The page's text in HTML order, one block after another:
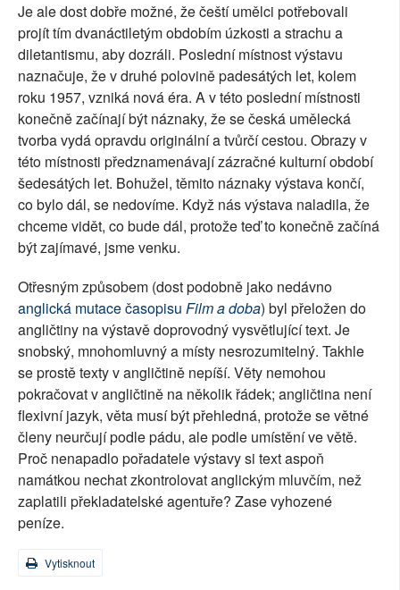
Je ale dost dobře možné, že čeští umělci potřebovali
projít tím dvanáctiletým obdobím úzkosti a strachu a
diletantismu, aby dozráli. Poslední místnost výstavu
naznačuje, že v druhé polovině padesátých let, kolem
roku 1957, vzniká nová éra. A v této poslední místnosti
konečně začínají být náznaky, že se česká umělecká
tvorba vydá opravdu originální a tvůrčí cestou. Obrazy v
této místnosti předznamenávají zázračné kulturní období
šedesátých let. Bohužel, těmito náznaky výstava končí,
co bylo dál, se nedovíme. Když nás výstava naladila, že
chceme vidět, co bude dál, protože teď to konečně začíná
být zajímavé, jsme venku.
Otřesným způsobem (dost podobně jako nedávno
anglická mutace časopisu Film a doba) byl přeložen do
angličtiny na výstavě doprovodný vysvětlující text. Je
snobský, mnohomluvný a místy nesrozumitelný. Takhle
se prostě texty v angličtině nepíší. Věty nemohou
pokračovat v angličtině na několik řádek; angličtina není
flexivní jazyk, věta musí být přehledná, protože se větné
členy neurčují podle pádu, ale podle umístění ve větě.
Proč nenapadlo pořadatele výstavy si text aspoň
namátkou nechat zkontrolovat anglickým mluvčím, než
zaplatili překladatelské agentuře? Zase vyhozené
peníze.
Vytisknout